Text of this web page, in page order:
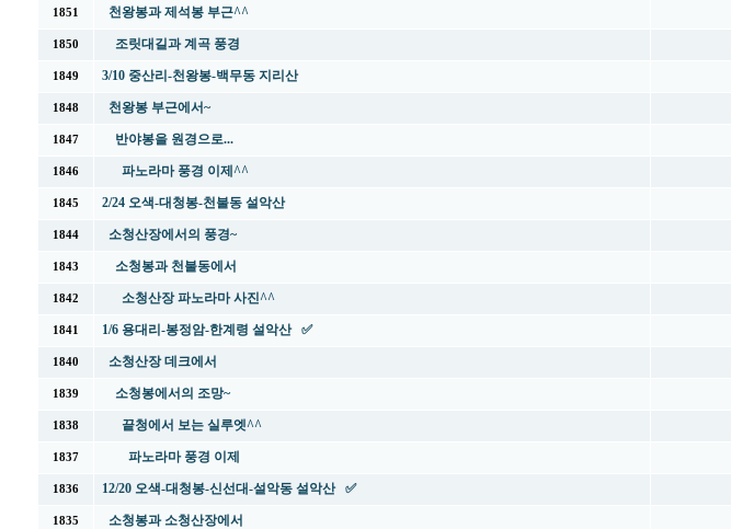
1851 천왕봉과 제석봉 부근^^
1850 조릿대길과 계곡 풍경
1849 3/10 중산리-천왕봉-백무동 지리산
1848 천왕봉 부근에서~
1847 반야봉을 원경으로...
1846 파노라마 풍경 이제^^
1845 2/24 오색-대청봉-천불동 설악산
1844 소청산장에서의 풍경~
1843 소청봉과 천불동에서
1842 소청산장 파노라마 사진^^
1841 1/6 용대리-봉정암-한계령 설악산 ✅
1840 소청산장 데크에서
1839 소청봉에서의 조망~
1838 끝청에서 보는 실루엣^^
1837 파노라마 풍경 이제
1836 12/20 오색-대청봉-신선대-설악동 설악산 ✅
1835 소청봉과 소청산장에서